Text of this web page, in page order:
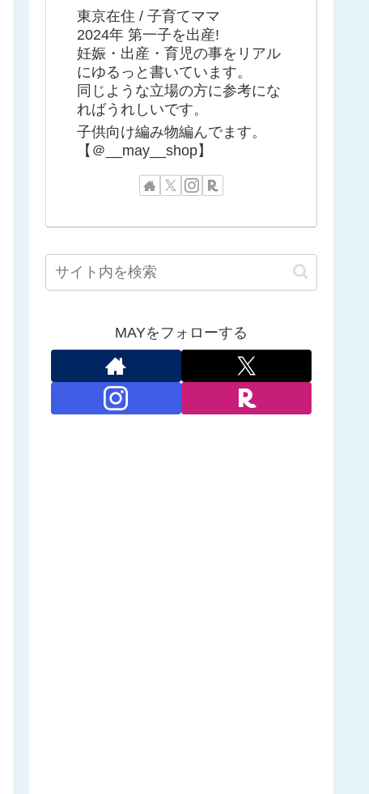
東京在住 / 子育てママ
2024年 第一子を出産!
妊娠・出産・育児の事をリアル
にゆるっと書いています。
同じような立場の方に参考にな
ればうれしいです。
子供向け編み物編んでます。
【＠__may__shop】
MAYをフォローする